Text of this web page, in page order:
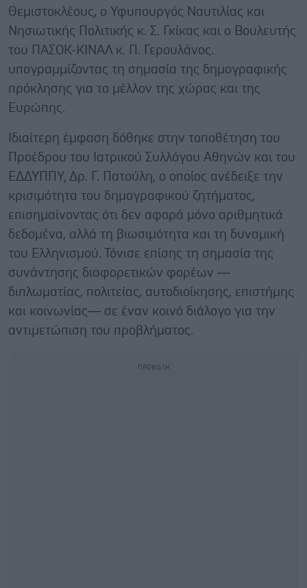
Θεμιστοκλέους, ο Υφυπουργός Ναυτιλίας και
Νησιωτικής Πολιτικής κ. Σ. Γκίκας και ο Βουλευτής
του ΠΑΣΟΚ-ΚΙΝΑΛ κ. Π. Γερουλάνος.
υπογραμμίζοντας τη σημασία της δημογραφικής
πρόκλησης για το μέλλον της χώρας και της
Ευρώπης.
Ιδιαίτερη έμφαση δόθηκε στην τοποθέτηση του
Προέδρου του Ιατρικού Συλλόγου Αθηνών και του
ΕΔΔΥΠΠΥ, Δρ. Γ. Πατούλη, ο οποίος ανέδειξε την
κρισιμότητα του δημογραφικού ζητήματος,
επισημαίνοντας ότι δεν αφορά μόνο αριθμητικά
δεδομένα, αλλά τη βιωσιμότητα και τη δυναμική
του Ελληνισμού. Τόνισε επίσης τη σημασία της
συνάντησης διαφορετικών φορέων —
διπλωματίας, πολιτείας, αυτοδιοίκησης, επιστήμης
και κοινωνίας— σε έναν κοινό διάλογο για την
αντιμετώπιση του προβλήματος.